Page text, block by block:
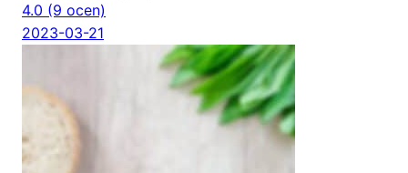
4.0 (9 ocen)
2023-03-21